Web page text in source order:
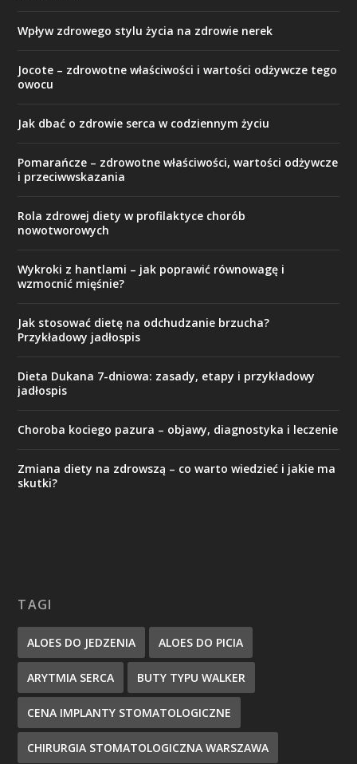
Wpływ zdrowego stylu życia na zdrowie nerek
Jocote – zdrowotne właściwości i wartości odżywcze tego
owocu
Jak dbać o zdrowie serca w codziennym życiu
Pomarańcze – zdrowotne właściwości, wartości odżywcze
i przeciwwskazania
Rola zdrowej diety w profilaktyce chorób
nowotworowych
Wykroki z hantlami – jak poprawić równowagę i
wzmocnić mięśnie?
Jak stosować dietę na odchudzanie brzucha?
Przykładowy jadłospis
Dieta Dukana 7-dniowa: zasady, etapy i przykładowy
jadłospis
Choroba kociego pazura – objawy, diagnostyka i leczenie
Zmiana diety na zdrowszą – co warto wiedzieć i jakie ma
skutki?
TAGI
ALOES DO JEDZENIA ALOES DO PICIA
ARYTMIA SERCA BUTY TYPU WALKER
CENA IMPLANTY STOMATOLOGICZNE
CHIRURGIA STOMATOLOGICZNA WARSZAWA